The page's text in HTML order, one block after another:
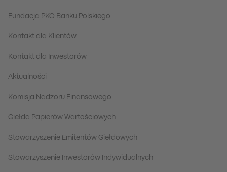
Fundacja PKO Banku Polskiego
Kontakt dla Klientów
Kontakt dla Inwestorów
Aktualności
Komisja Nadzoru Finansowego
Giełda Papierów Wartościowych
Stowarzyszenie Emitentów Giełdowych
Stowarzyszenie Inwestorów Indywidualnych